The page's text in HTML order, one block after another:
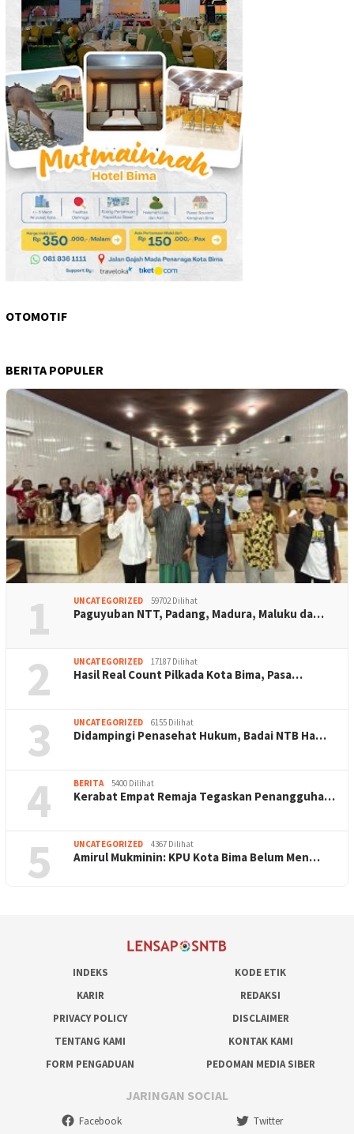
OTOMOTIF
BERITA POPULER
1 UNCATEGORIZED 59702 Dilihat
Paguyuban NTT, Padang, Madura, Maluku da…
2 UNCATEGORIZED 17187 Dilihat
Hasil Real Count Pilkada Kota Bima, Pasa…
3 UNCATEGORIZED 6155 Dilihat
Didampingi Penasehat Hukum, Badai NTB Ha…
4 BERITA 5400 Dilihat
Kerabat Empat Remaja Tegaskan Penangguha…
5 UNCATEGORIZED 4367 Dilihat
Amirul Mukminin: KPU Kota Bima Belum Men…
INDEKS
KODE ETIK
KARIR
REDAKSI
PRIVACY POLICY
DISCLAIMER
TENTANG KAMI
KONTAK KAMI
FORM PENGADUAN
PEDOMAN MEDIA SIBER
JARINGAN SOCIAL
Facebook Twitter